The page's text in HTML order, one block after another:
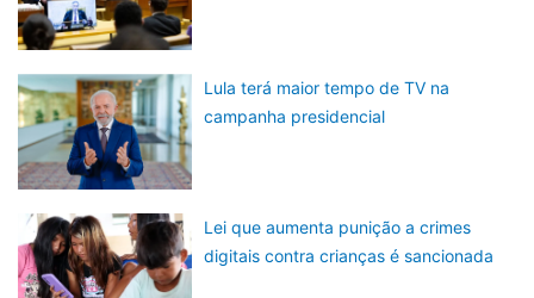
Lula terá maior tempo de TV na
campanha presidencial
Lei que aumenta punição a crimes
digitais contra crianças é sancionada